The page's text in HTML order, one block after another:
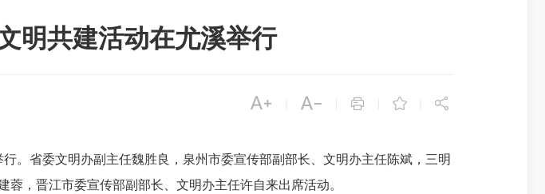
明共建活动在尤溪举行
    
省委文明办副主任魏胜良，泉州市委宣传部副部长、文明办主任陈斌，三明
，晋江市委宣传部副部长、文明办主任许自来出席活动。